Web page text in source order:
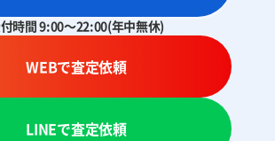
時間 9:00～22:00(年中無休)
WEBで査定依頼
LINEで査定依頼